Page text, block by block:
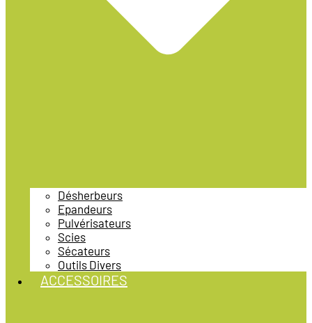
Désherbeurs
Epandeurs
Pulvérisateurs
Scies
Sécateurs
Outils Divers
ACCESSOIRES